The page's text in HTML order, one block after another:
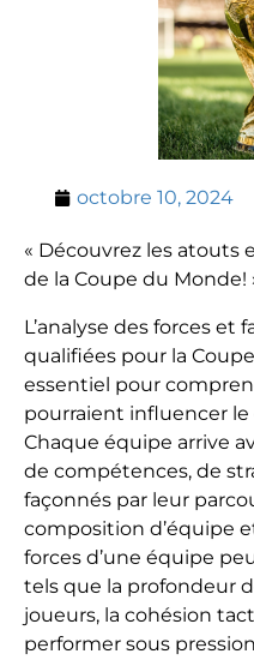
octobre 10, 2024
« Découvrez les atouts
de la Coupe du Monde!
L’analyse des forces et
qualifiées pour la
essentiel pour
pourraient influencer
Chaque équipe arrive
de compétences, de
façonnés par leur
composition d’équipe
forces d’une équipe
tels que la profondeur
joueurs, la cohésion
performer sous